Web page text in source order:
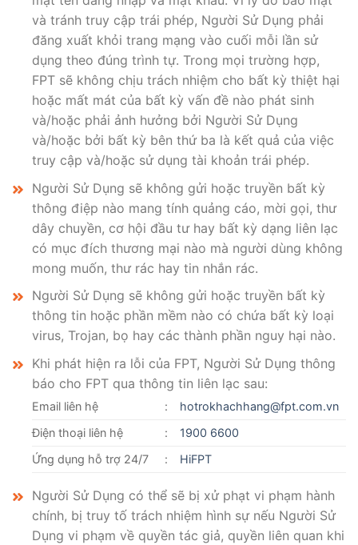
và tránh truy cập trái phép, Người Sử Dụng phải
đăng xuất khỏi trang mạng vào cuối mỗi lần sử
dụng theo đúng trình tự. Trong mọi trường hợp,
FPT sẽ không chịu trách nhiệm cho bất kỳ thiệt hại
hoặc mất mát của bất kỳ vấn đề nào phát sinh
và/hoặc phải ảnh hưởng bởi Người Sử Dụng
và/hoặc bởi bất kỳ bên thứ ba là kết quả của việc
truy cập và/hoặc sử dụng tài khoản trái phép.
Người Sử Dụng sẽ không gửi hoặc truyền bất kỳ
thông điệp nào mang tính quảng cáo, mời gọi, thư
dây chuyền, cơ hội đầu tư hay bất kỳ dạng liên lạc
có mục đích thương mại nào mà người dùng không
mong muốn, thư rác hay tin nhắn rác.
Người Sử Dụng sẽ không gửi hoặc truyền bất kỳ
thông tin hoặc phần mềm nào có chứa bất kỳ loại
virus, Trojan, bọ hay các thành phần nguy hại nào.
Khi phát hiện ra lỗi của FPT, Người Sử Dụng thông
báo cho FPT qua thông tin liên lạc sau:
Email liên hệ :
hotrokhachhang@fpt.com.vn
Điện thoại liên hệ
:
1900 6600
Ứng dụng hỗ trợ 24/7
: HiFPT
Người Sử Dụng có thể sẽ bị xử phạt vi phạm hành
chính, bị truy tố trách nhiệm hình sự nếu Người Sử
Dụng vi phạm về quyền tác giả, quyền liên quan khi